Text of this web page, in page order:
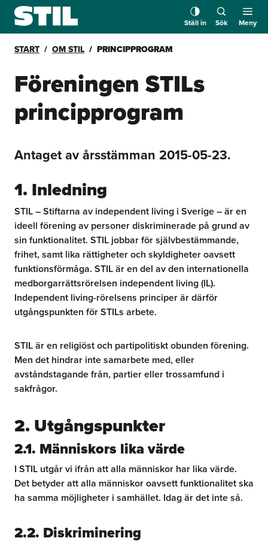
Ställ in Sök Meny
START OM STIL PRINCIPPROGRAM
Föreningen STILs
principprogram
Antaget av årsstämman 2015-05-23.
1. Inledning
STIL – Stiftarna av independent living i Sverige – är en
ideell förening av personer diskriminerade på grund av
sin funktionalitet. STIL jobbar för självbestämmande,
frihet, samt lika rättigheter och skyldigheter oavsett
funktionsförmåga. STIL är en del av den internationella
medborgarrättsrörelsen independent living (IL).
Independent living-rörelsens principer är därför
utgångspunkten för STILs arbete.
STIL är en religiöst och partipolitiskt obunden förening.
Men det hindrar inte samarbete med, eller
avståndstagande från, partier eller trossamfund i
sakfrågor.
2. Utgångspunkter
2.1. Människors lika värde
I STIL utgår vi ifrån att alla människor har lika värde.
Det betyder att alla människor oavsett funktionalitet ska
ha samma möjligheter i samhället. Idag är det inte så.
2.2. Diskriminering